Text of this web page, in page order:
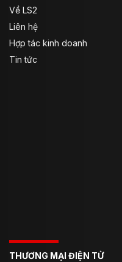
Về LS2
Liên hệ
Hợp tác kinh doanh
Tin tức
THƯƠNG MẠI ĐIỆN TỬ